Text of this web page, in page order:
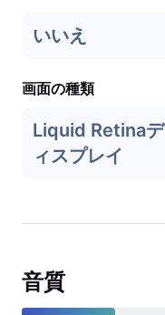
いいえ
画面の種類
Liquid Retinaデ
ィスプレイ
音質